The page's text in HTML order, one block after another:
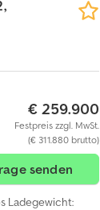
€ 259.900
Festpreis zzgl. MwSt.
(€ 311.880 brutto)
senden
Ladegewicht: